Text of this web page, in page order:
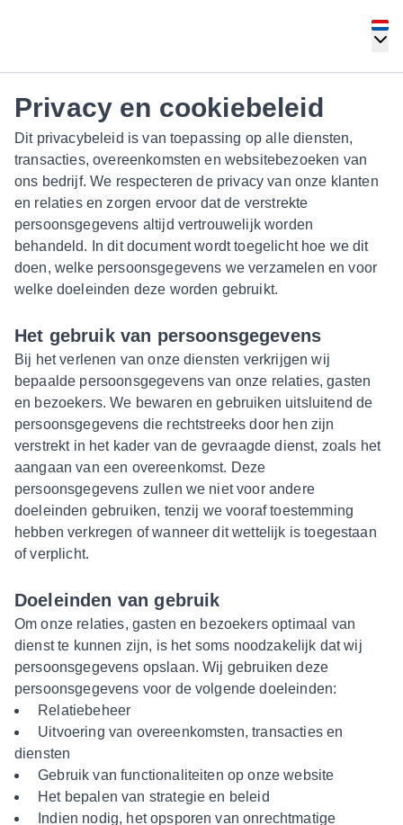
Privacy en cookiebeleid
Dit privacybeleid is van toepassing op alle diensten,
transacties, overeenkomsten en websitebezoeken van
ons bedrijf. We respecteren de privacy van onze klanten
en relaties en zorgen ervoor dat de verstrekte
persoonsgegevens altijd vertrouwelijk worden
behandeld. In dit document wordt toegelicht hoe we dit
doen, welke persoonsgegevens we verzamelen en voor
welke doeleinden deze worden gebruikt.
Het gebruik van persoonsgegevens
Bij het verlenen van onze diensten verkrijgen wij
bepaalde persoonsgegevens van onze relaties, gasten
en bezoekers. We bewaren en gebruiken uitsluitend de
persoonsgegevens die rechtstreeks door hen zijn
verstrekt in het kader van de gevraagde dienst, zoals het
aangaan van een overeenkomst. Deze
persoonsgegevens zullen we niet voor andere
doeleinden gebruiken, tenzij we vooraf toestemming
hebben verkregen of wanneer dit wettelijk is toegestaan
of verplicht.
Doeleinden van gebruik
Om onze relaties, gasten en bezoekers optimaal van
dienst te kunnen zijn, is het soms noodzakelijk dat wij
persoonsgegevens opslaan. Wij gebruiken deze
persoonsgegevens voor de volgende doeleinden:
Relatiebeheer
Uitvoering van overeenkomsten, transacties en
diensten
Gebruik van functionaliteiten op onze website
Het bepalen van strategie en beleid
Indien nodig, het opsporen van onrechtmatige